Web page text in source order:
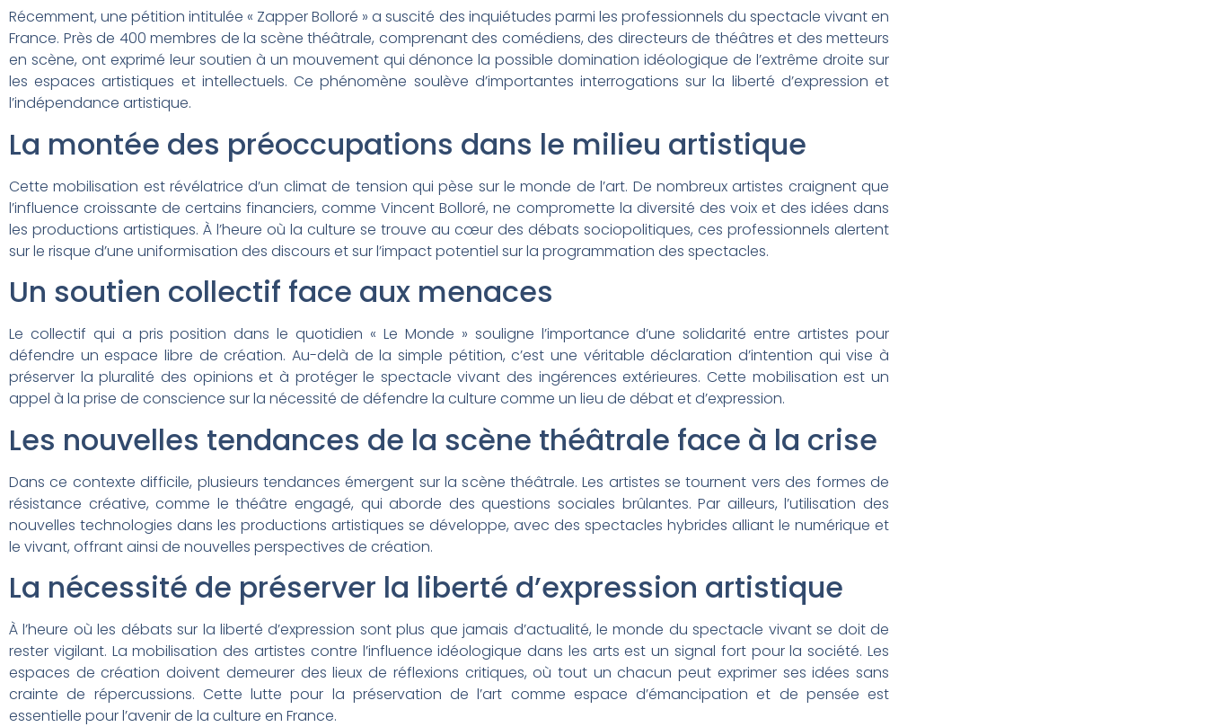
Récemment, une pétition intitulée « Zapper Bolloré » a suscité des inquiétudes parmi les professionnels du spectacle vivant en
France. Près de 400 membres de la scène théâtrale, comprenant des comédiens, des directeurs de théâtres et des metteurs
en scène, ont exprimé leur soutien à un mouvement qui dénonce la possible domination idéologique de l’extrême droite sur
les espaces artistiques et intellectuels. Ce phénomène soulève d’importantes interrogations sur la liberté d’expression et
l’indépendance artistique.
La montée des préoccupations dans le milieu artistique
Cette mobilisation est révélatrice d’un climat de tension qui pèse sur le monde de l’art. De nombreux artistes craignent que
l’influence croissante de certains financiers, comme Vincent Bolloré, ne compromette la diversité des voix et des idées dans
les productions artistiques. À l’heure où la culture se trouve au cœur des débats sociopolitiques, ces professionnels alertent
sur le risque d’une uniformisation des discours et sur l’impact potentiel sur la programmation des spectacles.
Un soutien collectif face aux menaces
Le collectif qui a pris position dans le quotidien « Le Monde » souligne l’importance d’une solidarité entre artistes pour
défendre un espace libre de création. Au-delà de la simple pétition, c’est une véritable déclaration d’intention qui vise à
préserver la pluralité des opinions et à protéger le spectacle vivant des ingérences extérieures. Cette mobilisation est un
appel à la prise de conscience sur la nécessité de défendre la culture comme un lieu de débat et d’expression.
Les nouvelles tendances de la scène théâtrale face à la crise
Dans ce contexte difficile, plusieurs tendances émergent sur la scène théâtrale. Les artistes se tournent vers des formes de
résistance créative, comme le théâtre engagé, qui aborde des questions sociales brûlantes. Par ailleurs, l’utilisation des
nouvelles technologies dans les productions artistiques se développe, avec des spectacles hybrides alliant le numérique et
le vivant, offrant ainsi de nouvelles perspectives de création.
La nécessité de préserver la liberté d’expression artistique
À l’heure où les débats sur la liberté d’expression sont plus que jamais d’actualité, le monde du spectacle vivant se doit de
rester vigilant. La mobilisation des artistes contre l’influence idéologique dans les arts est un signal fort pour la société. Les
espaces de création doivent demeurer des lieux de réflexions critiques, où tout un chacun peut exprimer ses idées sans
crainte de répercussions. Cette lutte pour la préservation de l’art comme espace d’émancipation et de pensée est
essentielle pour l’avenir de la culture en France.